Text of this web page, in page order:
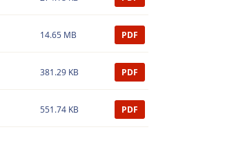
14.65 MB PDF
381.29 KB PDF
551.74 KB PDF